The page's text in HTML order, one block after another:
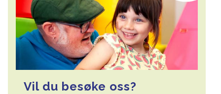
Vil du besøke oss?